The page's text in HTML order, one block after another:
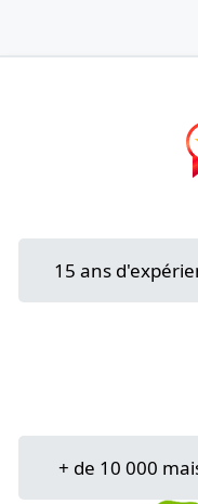
15 ans
+ de 10 000